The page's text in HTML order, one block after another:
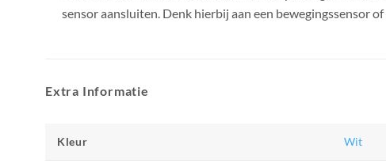
sensor aansluiten. Denk hierbij aan een bewegingssensor of
Extra Informatie
Kleur Wit